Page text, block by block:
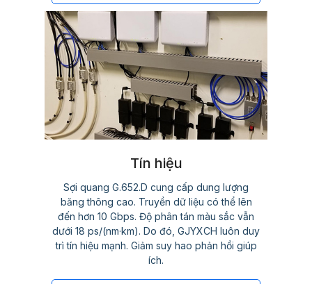
Tín hiệu
Sợi quang G.652.D cung cấp dung lượng
băng thông cao. Truyền dữ liệu có thể lên
đến hơn 10 Gbps. Độ phân tán màu sắc vẫn
dưới 18 ps/(nm·km). Do đó, GJYXCH luôn duy
trì tín hiệu mạnh. Giảm suy hao phản hồi giúp
ích.